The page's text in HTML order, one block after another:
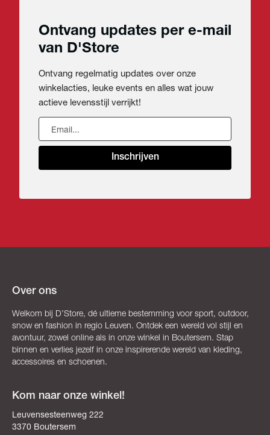
Ontvang updates per e-mail
van D'Store
Ontvang regelmatig updates over onze
winkelacties, leuke events en alles wat jouw
actieve levensstijl verrijkt!
Inschrijven
Over ons
Welkom bij D’Store, dé ultieme bestemming voor sport, outdoor,
snow en fashion in regio Leuven. Ontdek een wereld vol stijl en
avontuur, zowel online als in onze winkel in Boutersem. Stap
binnen en verlies jezelf in onze inspirerende wereld van kleding,
accessoires en schoenen.
Kom naar onze winkel!
Leuvensesteenweg 222
3370 Boutersem